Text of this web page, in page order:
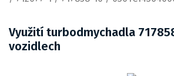
Využití turbodmychadla
vozidlech